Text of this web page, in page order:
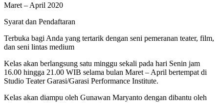
Maret – April 2020
Syarat dan Pendaftaran
Terbuka bagi Anda yang tertarik dengan seni pemeranan teater, film,
dan seni lintas medium
Kelas akan berlangsung satu minggu sekali pada hari Senin jam
16.00 hingga 21.00 WIB selama bulan Maret – April bertempat di
Studio Teater Garasi/Garasi Performance Institute.
Kelas akan diampu oleh Gunawan Maryanto dengan dibantu oleh